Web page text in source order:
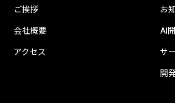
ご挨拶
会社概要
アクセス
お
AI
サ
開